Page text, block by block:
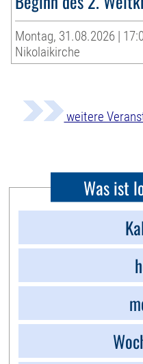
Montag, 31.08.2026 |
Nikolaikirche
weitere
Was ist